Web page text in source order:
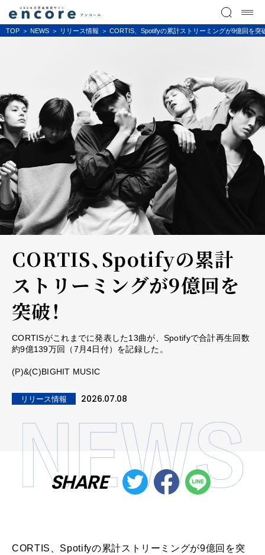
TOP NEWS リリース情報 CORTIS、Spotifyの累計ストリーミングが9億回を突
CORTIS、Spotifyの累計
ストリーミングが9億回を
突破！
CORTISがこれまでに発表した13曲が、Spotifyで合計再生回数
約9億139万回（7月4日付）を記録した。
(P)&(C)BIGHIT MUSIC
リリース情報 2026.07.08
SHARE
CORTIS、Spotifyの累計ストリーミングが9億回を突